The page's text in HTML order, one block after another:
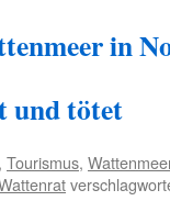
in
und tötet
, Tourismus,